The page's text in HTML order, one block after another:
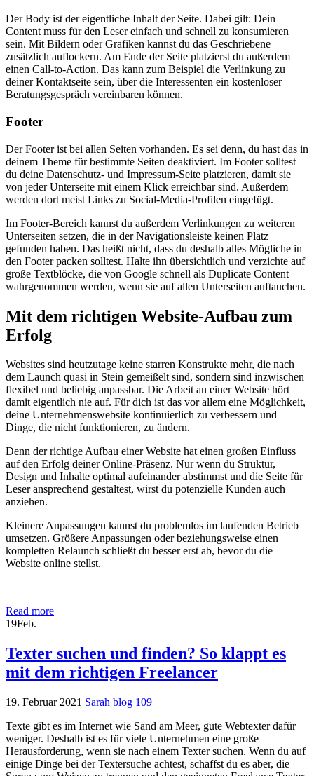
Der Body ist der eigentliche Inhalt der Seite. Dabei gilt: Dein
Content muss für den Leser einfach und schnell zu konsumieren
sein. Mit Bildern oder Grafiken kannst du das Geschriebene
zusätzlich auflockern. Am Ende der Seite platzierst du außerdem
einen Call-to-Action. Das kann zum Beispiel die Verlinkung zu
deiner Kontaktseite sein, über die Interessenten ein kostenloser
Beratungsgespräch vereinbaren können.
Footer
Der Footer ist bei allen Seiten vorhanden. Es sei denn, du hast das in
deinem Theme für bestimmte Seiten deaktiviert. Im Footer solltest
du deine Datenschutz- und Impressum-Seite platzieren, damit sie
von jeder Unterseite mit einem Klick erreichbar sind. Außerdem
werden dort meist Links zu Social-Media-Profilen eingefügt.
Im Footer-Bereich kannst du außerdem Verlinkungen zu weiteren
Unterseiten setzen, die in der Navigationsleiste keinen Platz
gefunden haben. Das heißt nicht, dass du deshalb alles Mögliche in
den Footer packen solltest. Halte ihn übersichtlich und verzichte auf
große Textblöcke, die von Google schnell als Duplicate Content
wahrgenommen werden, wenn sie auf allen Unterseiten auftauchen.
Mit dem richtigen Website-Aufbau zum
Erfolg
Websites sind heutzutage keine starren Konstrukte mehr, die nach
dem Launch quasi in Stein gemeißelt sind, sondern sind inzwischen
flexibel und beliebig anpassbar. Die Arbeit an einer Website hört
damit eigentlich nie auf. Für dich ist das vor allem eine Möglichkeit,
deine Unternehmenswebsite kontinuierlich zu verbessern und
Dinge, die nicht funktionieren, zu ändern.
Denn der richtige Aufbau einer Website hat einen großen Einfluss
auf den Erfolg deiner Online-Präsenz. Nur wenn du Struktur,
Design und Inhalte optimal aufeinander abstimmst und die Seite für
Leser ansprechend gestaltest, wirst du potenzielle Kunden auch
anziehen.
Kleinere Anpassungen kannst du problemlos im laufenden Betrieb
umsetzen. Größere Anpassungen oder beziehungsweise einen
kompletten Relaunch schließt du besser erst ab, bevor du die
Website online stellst.
Read more
19Feb.
Texter suchen und finden? So klappt es
mit dem richtigen Freelancer
19. Februar 2021 Sarah blog 109
Texte gibt es im Internet wie Sand am Meer, gute Webtexter dafür
weniger. Deshalb ist es für viele Unternehmen eine große
Herausforderung, wenn sie nach einem Texter suchen. Wenn du auf
einige Dinge bei der Textersuche achtest, schaffst du es aber, die